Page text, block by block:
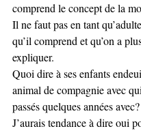
comprend le concept de la
Il ne faut pas en tant
qu’il comprend et qu’on a
expliquer.
Quoi dire à ses enfants
animal de compagnie avec
passés quelques années avec?
J’aurais tendance à dire oui